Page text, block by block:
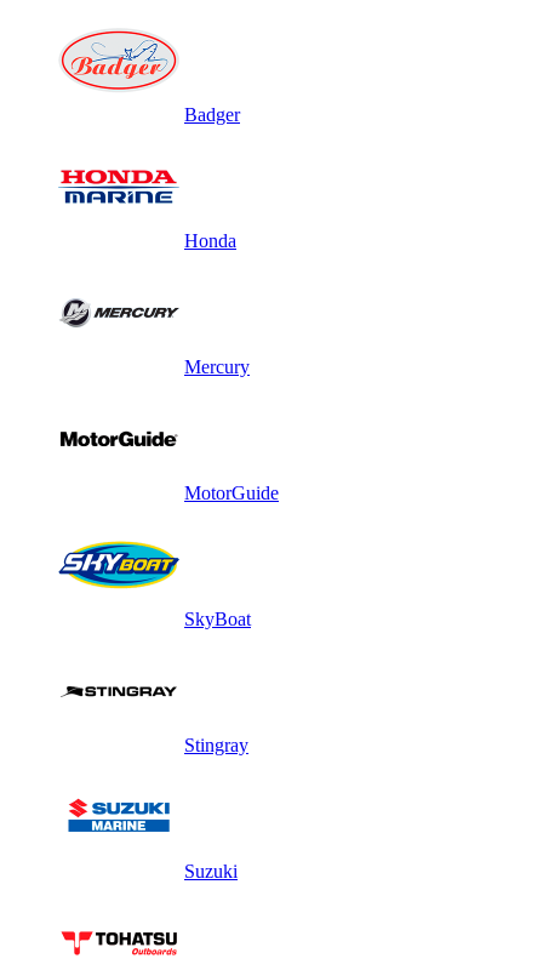
Badger
Honda
Mercury
MotorGuide
SkyBoat
Stingray
Suzuki